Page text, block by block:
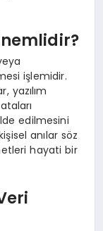
işlemidir.
yazılım
edilmesini
anılar söz
hayati bir